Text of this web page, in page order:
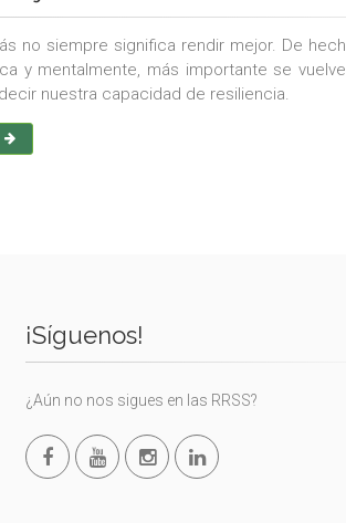
no siempre significa rendir mejor. De
y mentalmente, más importante se
nuestra capacidad de resiliencia.
¡Síguenos!
¿Aún no nos sigues en las RRSS?